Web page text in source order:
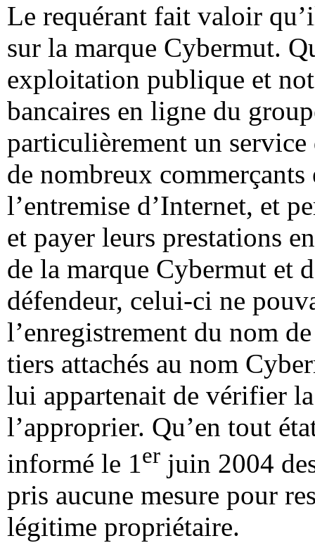
Le requérant fait valoir
sur la marque Cybermut.
exploitation publique et
bancaires en ligne du
particulièrement un
de nombreux
l’entremise d’Internet, et
et payer leurs prestations
de la marque Cybermut et
défendeur, celui-ci ne
l’enregistrement du nom
tiers attachés au nom
lui appartenait de vérifier
l’approprier. Qu’en tout
informé le 1er juin 2004
pris aucune mesure pour
légitime propriétaire.